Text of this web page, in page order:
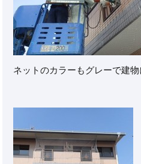
ネットのカラーもグレーで建物